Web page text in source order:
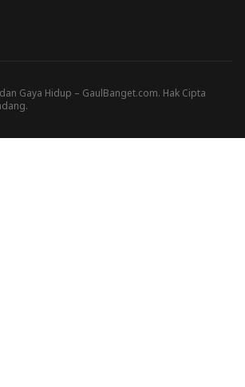
Gaya Hidup – GaulBanget.com. Hak Cipta